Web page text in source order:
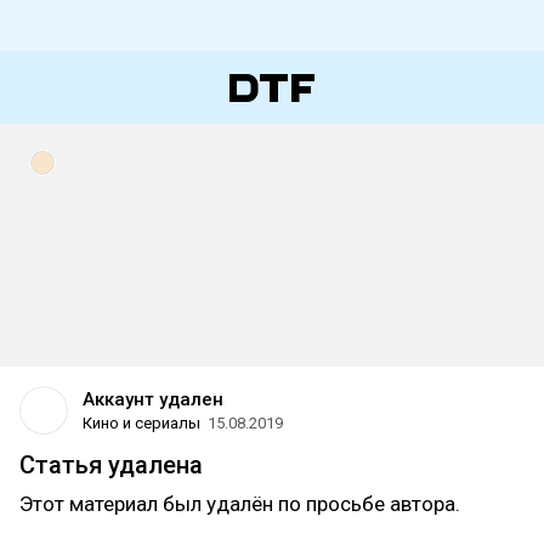
Аккаунт удален
Кино и сериалы 15.08.2019
Статья удалена
Этот материал был удалён по просьбе автора.